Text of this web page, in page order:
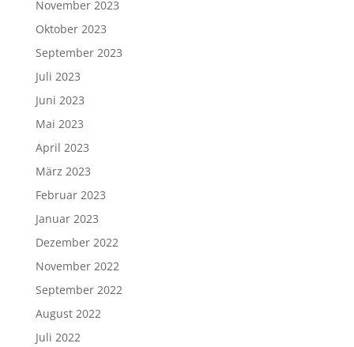
November 2023
Oktober 2023
September 2023
Juli 2023
Juni 2023
Mai 2023
April 2023
März 2023
Februar 2023
Januar 2023
Dezember 2022
November 2022
September 2022
August 2022
Juli 2022